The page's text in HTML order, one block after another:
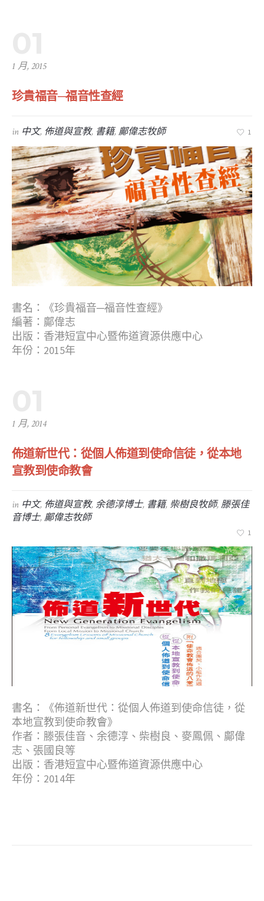
1 月, 2015
珍貴福音─福音性查經
in 中文, 佈道與宣教, 書籍,鄺偉志牧師 1
書名：《珍貴福音─福音性查經》
編著：鄺偉志
出版：香港短宣中心暨佈道資源供應中心
年份：2015年
1 月, 2014
佈道新世代：從個人佈道到使命信徒，從本地
宣教到使命教會
in 中文, 佈道與宣教, 余德淳博士, 書籍, 柴樹良牧師,滕張佳
音博士,鄺偉志牧師
1
書名：《佈道新世代：從個人佈道到使命信徒，從
本地宣教到使命教會》
作者：滕張佳音、余德淳、柴樹良、麥鳳佩、鄺偉
志、張國良等
出版：香港短宣中心暨佈道資源供應中心
年份：2014年